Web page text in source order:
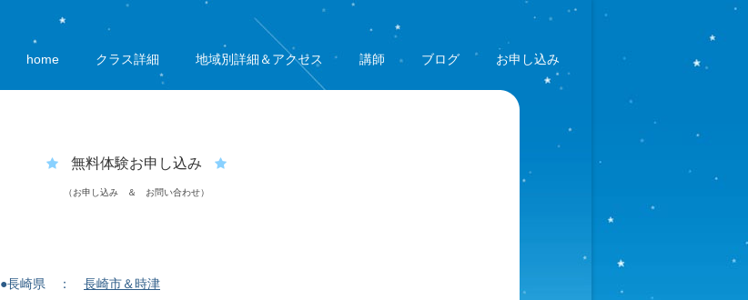
home クラス詳細 地域別詳細＆アクセス 講師 ブログ お申し込み
無料体験お申し込み
（お申し込み ＆ お問い合わせ）
●長崎県 ： 長崎市＆時津